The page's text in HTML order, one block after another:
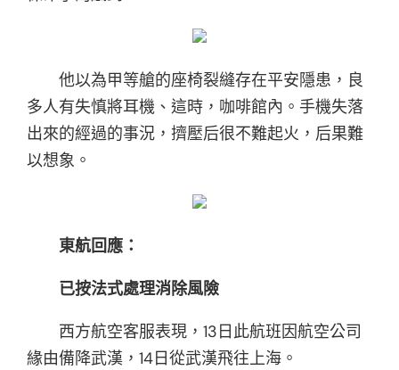
他以為甲等艙的座椅裂縫存在平安隱患，良
多人有失慎將耳機、這時，咖啡館內。手機失落
出來的經過的事況，擠壓后很不難起火，后果難
以想象。
東航回應：
已按法式處理消除風險
西方航空客服表現，13日此航班因航空公司
緣由備降武漢，14日從武漢飛往上海。